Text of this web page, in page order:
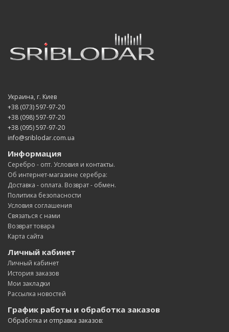
Украина, г. Киев
+38 (073) 597-97-20
+38 (098) 597-97-20
+38 (095) 597-97-20
info@sriblodar.com.ua
Информация
Серебро - опт. Условия и контакты.
Об интернет-магазине серебра:
Доставка - оплата. Возврат - обмен.
Политика безопасности
Условия соглашения
Связаться с нами
Возврат товара
Карта сайта
Личный кабинет
Личный кабинет
История заказов
Мои закладки
Рассылка новостей
График работы и обработка заказов
Обработка и отправка заказов: